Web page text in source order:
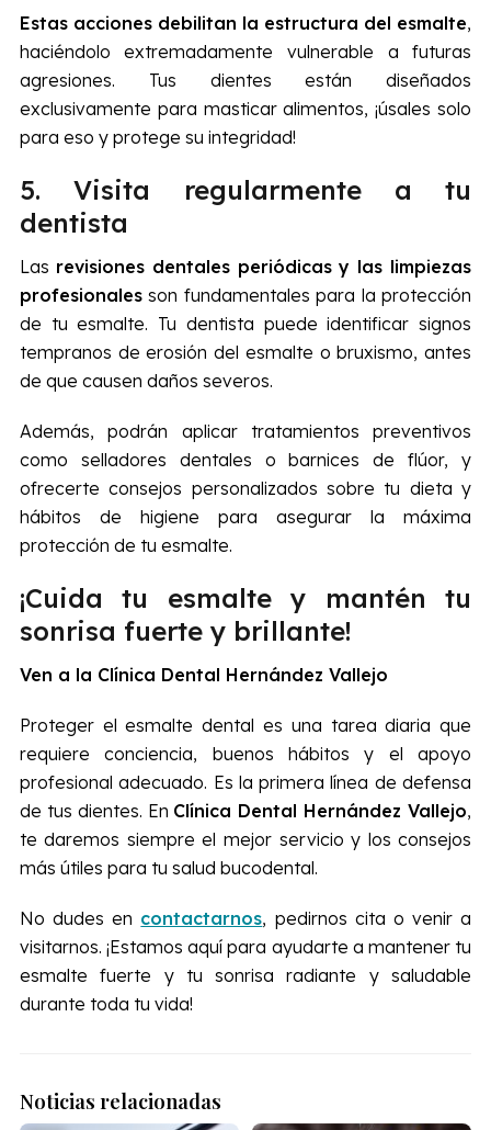
Estas acciones debilitan la estructura del esmalte,
haciéndolo extremadamente vulnerable a futuras
agresiones. Tus dientes están diseñados
exclusivamente para masticar alimentos, ¡úsales solo
para eso y protege su integridad!
5. Visita regularmente a tu
dentista
Las revisiones dentales periódicas y las limpiezas
profesionalesson fundamentales para la protección
de tu esmalte. Tu dentista puede identificar signos
tempranos de erosión del esmalte o bruxismo, antes
de que causen daños severos.
Además, podrán aplicar tratamientos preventivos
como selladores dentales o barnices de flúor, y
ofrecerte consejos personalizados sobre tu dieta y
hábitos de higiene para asegurar la máxima
protección de tu esmalte.
¡Cuida tu esmalte y mantén tu
sonrisa fuerte y brillante!
Ven a la Clínica Dental Hernández Vallejo
Proteger el esmalte dental es una tarea diaria que
requiere conciencia, buenos hábitos y el apoyo
profesional adecuado. Es la primera línea de defensa
de tus dientes. En Clínica Dental Hernández Vallejo,
te daremos siempre el mejor servicio y los consejos
más útiles para tu salud bucodental.
No dudes en contactarnos, pedirnos cita o venir a
visitarnos. ¡Estamos aquí para ayudarte a mantener tu
esmalte fuerte y tu sonrisa radiante y saludable
durante toda tu vida!
Noticias relacionadas